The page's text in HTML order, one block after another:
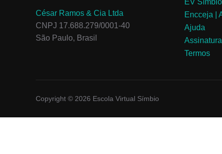
César Ramos & Cia Ltda
CNPJ 17.688.279/0001-40
São Paulo, Brasil
EV Símbio
Encceja |
Ajuda
Termos
Copyright © 2026 Escola Virtual Símbio